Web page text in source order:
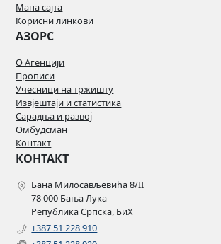
Мапа сајта
Корисни линкови
АЗОРС
О Агенцији
Прописи
Учесници на тржишту
Извјештаји и статистика
Сарадња и развој
Омбудсман
Контакт
КОНТАКТ
Бана Милосављевића 8/II
78 000 Бања Лука
Република Српска, БиХ
+387 51 228 910